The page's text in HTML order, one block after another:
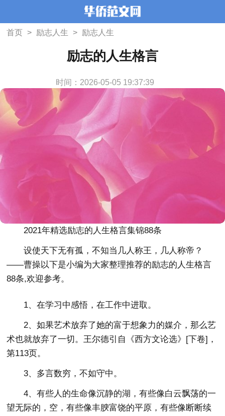
首页 > 励志人生 > 励志人生
励志的人生格言
时间：2026-05-05 19:37:39
2021年精选励志的人生格言集锦88条
设使天下无有孤，不知当几人称王，几人称帝？
——曹操以下是小编为大家整理推荐的励志的人生格言
88条,欢迎参考。
1、在学习中感悟，在工作中进取。
2、如果艺术放弃了她的富于想象力的媒介，那么艺
术也就放弃了一切。王尔德引自《西方文论选》[下卷]，
第113页。
3、多言数穷，不如守中。
4、有些人的生命像沉静的湖，有些像白云飘荡的一
望无际的，空，有些像丰腴富饶的平原，有些像断断续